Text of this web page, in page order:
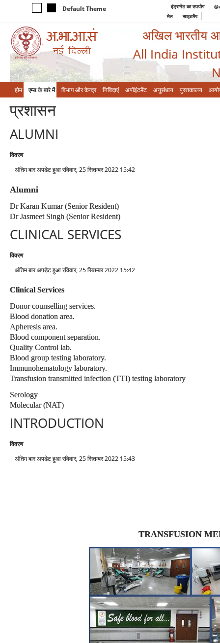
Default Theme इंट्रानेट का उपयोग
मेल
साइटमैप
अखिल भारतीय
All India
होम एम्‍स के बारे में विभाग और केन्‍द्र निविदाएं अपॉइंटमेंट अनुसंधान पुस्तकालय
प्रशासन
ALUMNI
विवरण
अंतिम बार अपडेट हुआ रविवार, 25 सितम्बर 2022 15:42
Alumni
Dr Karan Kumar (Senior Resident)
Dr Jasmeet Singh (Senior Resident)
CLINICAL SERVICES
विवरण
अंतिम बार अपडेट हुआ रविवार, 25 सितम्बर 2022 15:42
Clinical Services
Donor counselling services.
Blood donation area.
Apheresis area.
Blood component separation.
Quality Control lab.
Blood group testing laboratory.
Immunohematology laboratory.
Transfusion transmitted infection (TTI) testing laboratory
Serology
Molecular (NAT)
INTRODUCTION
विवरण
अंतिम बार अपडेट हुआ रविवार, 25 सितम्बर 2022 15:43
TRANSFUSION